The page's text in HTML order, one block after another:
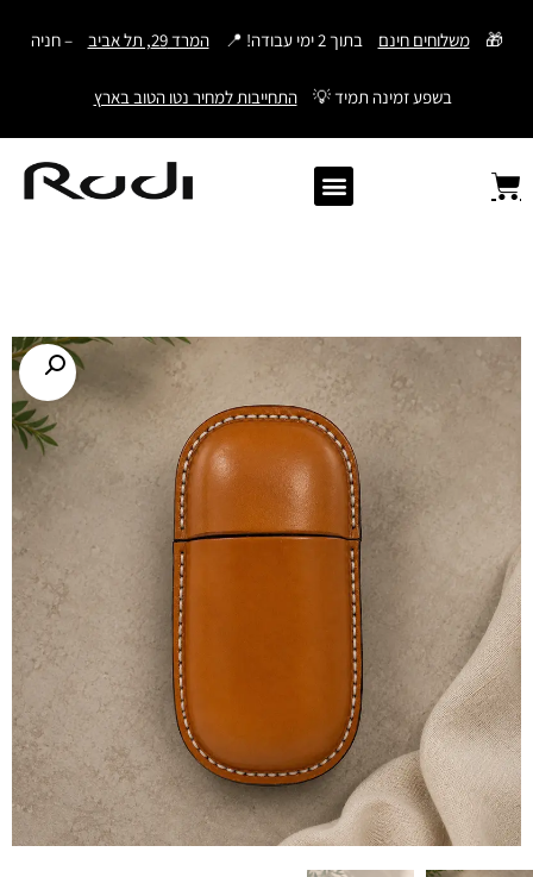
דילוג
🎁 משלוחים חינם בתוך 2 ימי עבודה! 📍 המרד 29, תל אביב – חניה
בשפע זמינה תמיד 💡 התחייבות למחיר נטו הטוב בארץ